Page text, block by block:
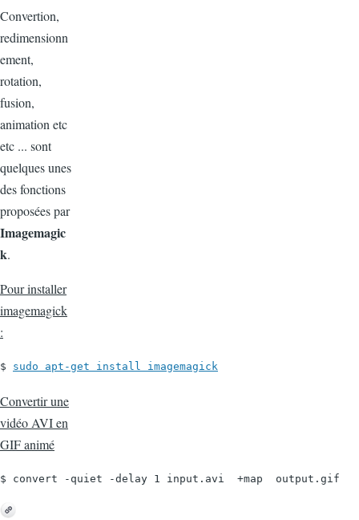
Convertion,
redimensionn
ement,
rotation,
fusion,
animation etc
etc ... sont
quelques unes
des fonctions
proposées par
Imagemagic
k.
Pour installer
imagemagick
:
$ sudo apt-get install imagemagick
Convertir une
vidéo AVI en
GIF animé
$ convert -quiet -delay 1 input.avi  +map  output.gif